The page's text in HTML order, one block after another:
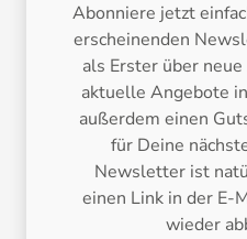
Abonniere jetzt
erscheinenden
als Erster über
aktuelle Angebote
außerdem einen
für Deine
Newsletter ist
einen Link in der E-
wieder